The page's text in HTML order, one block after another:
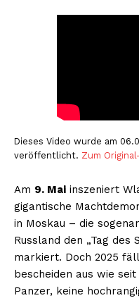
Dieses Video wurde am
veröffentlicht. Zum
Am 9. Mai inszeniert
gigantische
in Moskau – die
Russland den „Tag des
markiert. Doch 2025
bescheiden aus wie
Panzer, keine